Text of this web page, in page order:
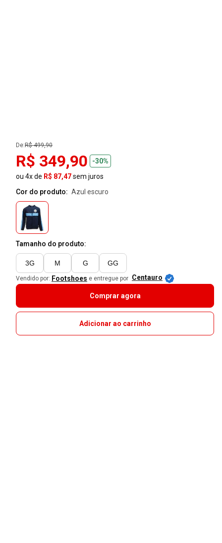
De:R$ 499,90
R$ 349,90
-30%
ou 4x de R$ 87,47sem juros
Cor do produto:
azul escuro
Tamanho do produto:
3G M G GG
Vendido por: Footshoes e entregue por Centauro
Comprar agora
Adicionar ao carrinho